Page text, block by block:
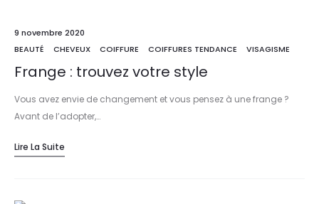
9 novembre 2020
BEAUTÉ
CHEVEUX COIFFURE COIFFURES TENDANCE VISAGISME
Frange : trouvez votre style
Vous avez envie de changement et vous pensez à une frange ?
Avant de l’adopter,…
Lire La Suite